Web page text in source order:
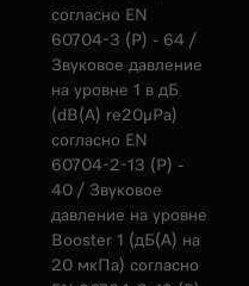
согласно EN
60704-3 (Р) - 64 /
Звуковое давление
на уровне 1 в дБ
(dB(A) re20µPa)
согласно EN
60704-2-13 (Р) -
40 / Звуковое
давление на уровне
Booster 1 (дБ(А) на
20 мкПа) согласно